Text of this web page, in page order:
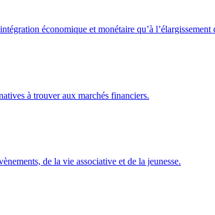
économique et monétaire qu’à
à trouver aux marchés financiers.
de la vie associative et de la jeunesse.